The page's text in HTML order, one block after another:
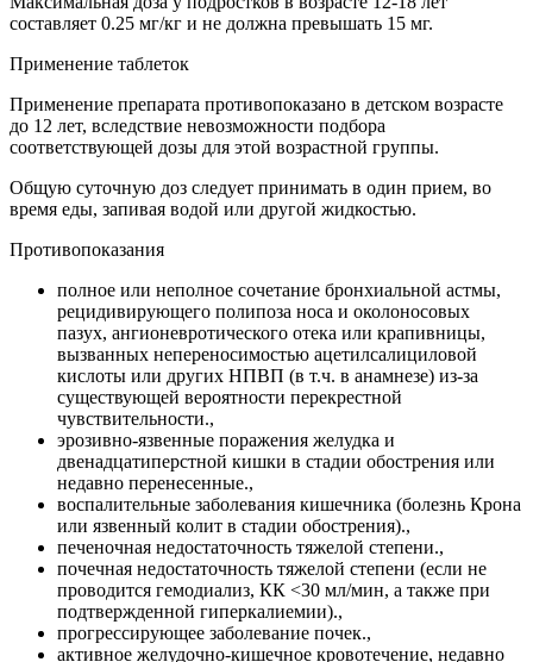
составляет 0.25 мг/кг и не должна превышать 15 мг.
Применение таблеток
Применение препарата противопоказано в детском возрасте
до 12 лет, вследствие невозможности подбора
соответствующей дозы для этой возрастной группы.
Общую суточную доз следует принимать в один прием, во
время еды, запивая водой или другой жидкостью.
Противопоказания
полное или неполное сочетание бронхиальной астмы,
рецидивирующего полипоза носа и околоносовых
пазух, ангионевротического отека или крапивницы,
вызванных непереносимостью ацетилсалициловой
кислоты или других НПВП (в т.ч. в анамнезе) из-за
существующей вероятности перекрестной
чувствительности.,
эрозивно-язвенные поражения желудка и
двенадцатиперстной кишки в стадии обострения или
недавно перенесенные.,
воспалительные заболевания кишечника (болезнь Крона
или язвенный колит в стадии обострения).,
печеночная недостаточность тяжелой степени.,
почечная недостаточность тяжелой степени (если не
проводится гемодиализ, КК <30 мл/мин, а также при
подтвержденной гиперкалиемии).,
прогрессирующее заболевание почек.,
активное желудочно-кишечное кровотечение, недавно